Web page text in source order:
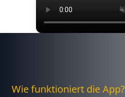
Wie funktioniert die App?